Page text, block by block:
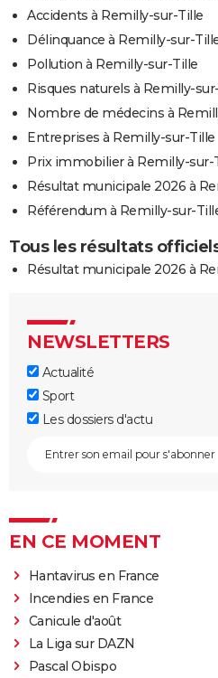
Accidents à Remilly-sur-Tille
Délinquance à Remilly-sur-
Pollution à Remilly-sur-Tille
Risques naturels à Remilly-
Nombre de médecins à
Entreprises à Remilly-sur-Tille
Prix immobilier à Remilly-sur-
Résultat municipale 2026 à
Référendum à Remilly-sur-
Tous les résultats
Résultat municipale 2026 à
NEWSLETTERS
Actualité
Sport
Les dossiers d'actu
EN CE MOMENT
Hantavirus en France
Incendies en France
Canicule d'août
La Liga sur DAZN
Pascal Obispo